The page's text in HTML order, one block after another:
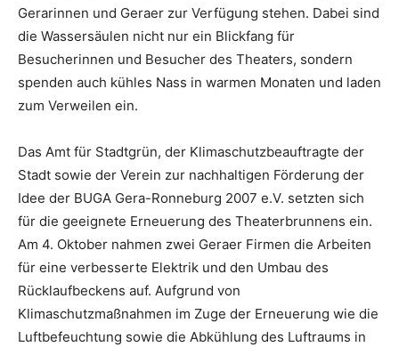
Gerarinnen und Geraer zur Verfügung stehen. Dabei sind
die Wassersäulen nicht nur ein Blickfang für
Besucherinnen und Besucher des Theaters, sondern
spenden auch kühles Nass in warmen Monaten und laden
zum Verweilen ein.
Das Amt für Stadtgrün, der Klimaschutzbeauftragte der
Stadt sowie der Verein zur nachhaltigen Förderung der
Idee der BUGA Gera-Ronneburg 2007 e.V. setzten sich
für die geeignete Erneuerung des Theaterbrunnens ein.
Am 4. Oktober nahmen zwei Geraer Firmen die Arbeiten
für eine verbesserte Elektrik und den Umbau des
Rücklaufbeckens auf. Aufgrund von
Klimaschutzmaßnahmen im Zuge der Erneuerung wie die
Luftbefeuchtung sowie die Abkühlung des Luftraums in